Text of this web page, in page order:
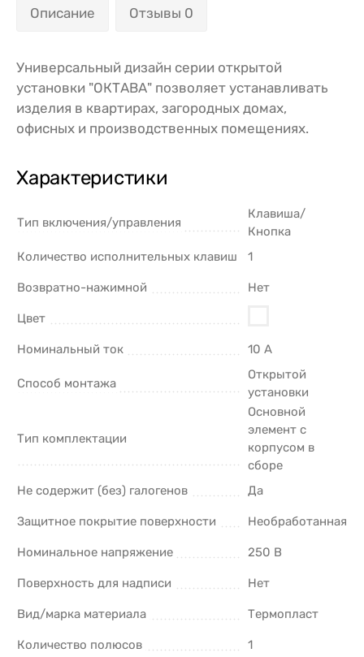
Описание Отзывы 0
Универсальный дизайн серии открытой
установки "ОКТАВА" позволяет устанавливать
изделия в квартирах, загородных домах,
офисных и производственных помещениях.
Характеристики
Тип включения/управления
Клавиша/
Кнопка
Количество исполнительных клавиш
1
Возвратно-нажимной Нет
Цвет
Номинальный ток 10 А
Способ монтажа
Открытой
установки
Тип комплектации
Основной
элемент с
корпусом в
сборе
Не содержит (без) галогенов
Да
Защитное покрытие поверхности Необработанная
Номинальное напряжение 250 В
Поверхность для надписи Нет
Вид/марка материала Термопласт
Количество полюсов 1